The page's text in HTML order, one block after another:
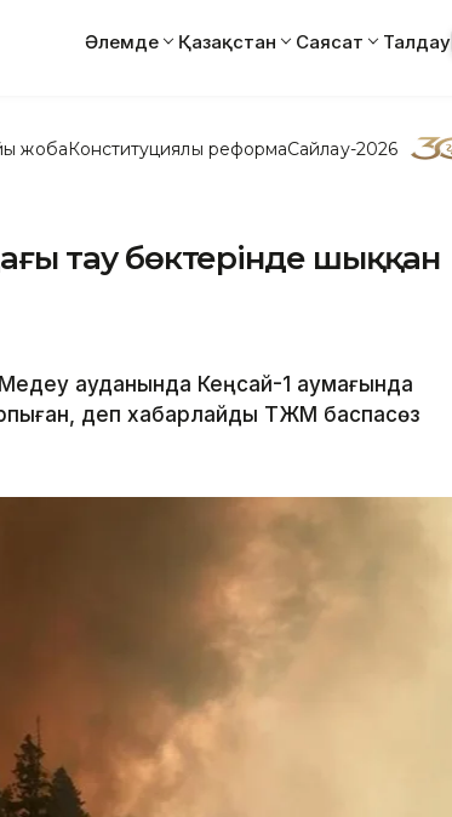
Әлемде Қазақстан Саясат Талдау
жобаКонституциялық реформаСайлау-2026
тау бөктерінде шыққан
ауданында Кеңсай-1 аумағында
деп хабарлайды ТЖМ баспасөз